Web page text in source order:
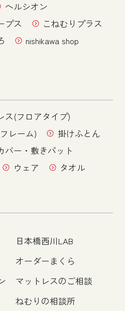
ヘルシオン
プス
こねむりプラス
nishikawa shop
ス(フロアタイプ)
レーム)
掛けふとん
バー・敷きパット
ウェア
タオル
日本橋西川LAB
オーダーまくら
マットレスのご相談
ねむりの相談所